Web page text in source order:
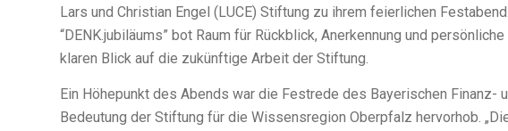
Lars und Christian Engel (LUCE) Stiftung zu ihrem feierlichen
“DENK.jubiläums” bot Raum für Rückblick, Anerkennung und
klaren Blick auf die zukünftige Arbeit der Stiftung.
Ein Höhepunkt des Abends war die Festrede des Bayerischen Finanz-
Bedeutung der Stiftung für die Wissensregion Oberpfalz hervorhob.